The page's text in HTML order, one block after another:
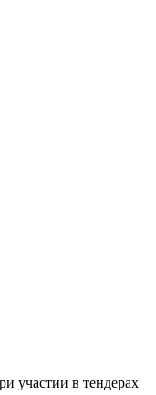
участии в тендерах